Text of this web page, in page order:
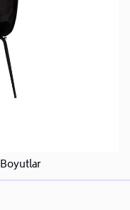
Boyutlar